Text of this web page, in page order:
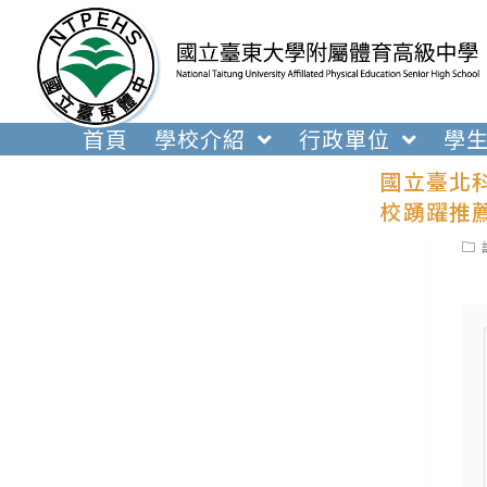
內
首頁 學校介紹 行政單位 學
國立臺北
校踴躍推